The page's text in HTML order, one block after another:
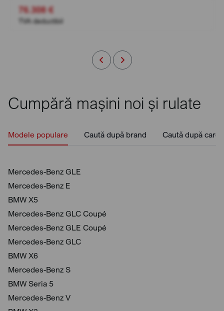
76.308 €
TVA deductibil
Cumpără mașini noi și rulate
Modele populare Caută după brand Caută după
Mercedes-Benz GLE
Mercedes-Benz E
BMW X5
Mercedes-Benz GLC Coupé
Mercedes-Benz GLE Coupé
Mercedes-Benz GLC
BMW X6
Mercedes-Benz S
BMW Seria 5
Mercedes-Benz V